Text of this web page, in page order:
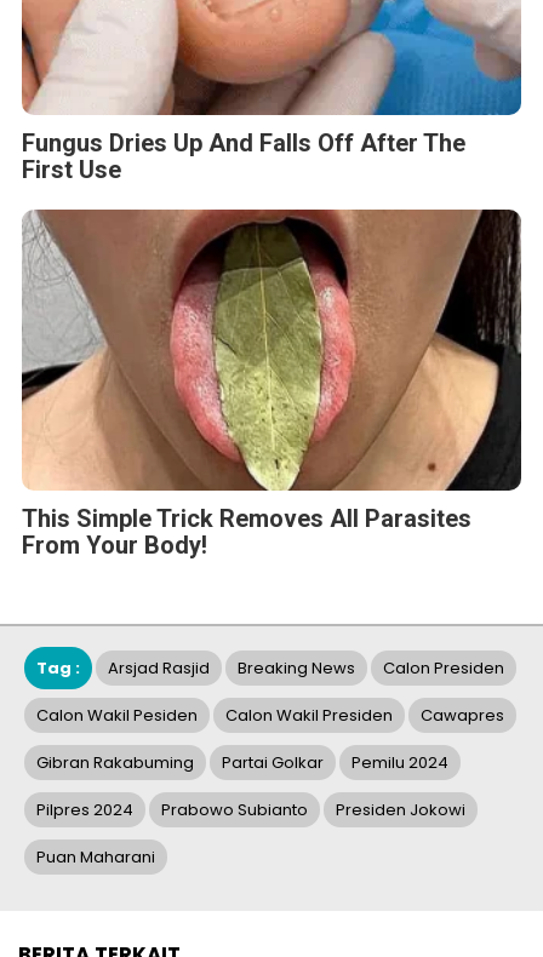
Fungus Dries Up And Falls Off After The
First Use
This Simple Trick Removes All Parasites
From Your Body!
Tag : Arsjad Rasjid Breaking News Calon Presiden
Calon Wakil Pesiden Calon Wakil Presiden Cawapres
Gibran Rakabuming Partai Golkar Pemilu 2024
Pilpres 2024 Prabowo Subianto Presiden Jokowi
Puan Maharani